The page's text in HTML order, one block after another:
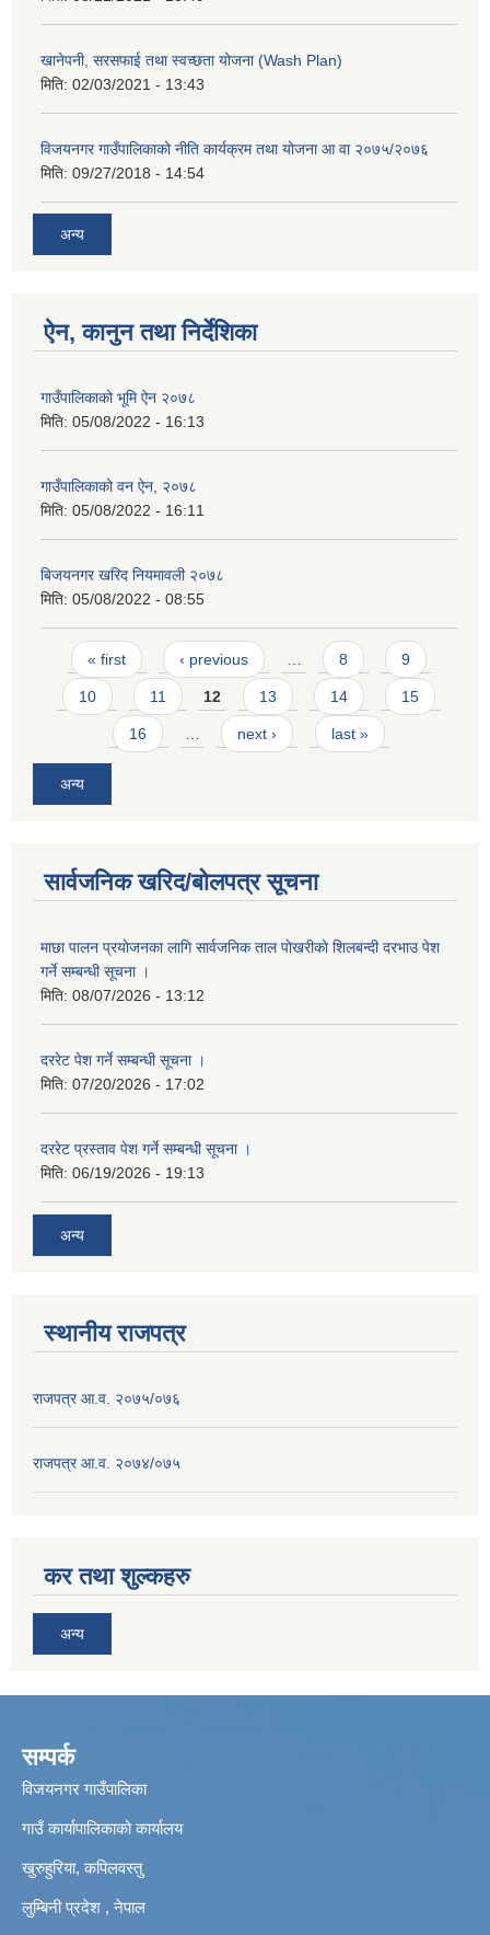
खानेपनी, सरसफाई तथा स्वच्छता योजना (Wash Plan)
मिति: 02/03/2021 - 13:43
विजयनगर गाउँपालिकाको नीति कार्यक्रम तथा योजना आ वा २०७५/२०७६
मिति: 09/27/2018 - 14:54
अन्य
ऐन, कानुन तथा निर्देशिका
गाउँपालिकाको भूमि ऐन २०७८
मिति: 05/08/2022 - 16:13
गाउँपालिकाको वन ऐन, २०७८
मिति: 05/08/2022 - 16:11
बिजयनगर खरिद नियमावली २०७८
मिति: 05/08/2022 - 08:55
Pages
« first ‹ previous 8 9
10 11 12 13 14 15
16 next › last »
अन्य
सार्वजनिक खरिद/बोलपत्र सूचना
माछा पालन प्रयाेजनका लागि सार्वजनिक ताल पाेखरीकाे शिलबन्दी दरभाउ पेश
गर्ने सम्बन्धी सूचना ।
मिति: 08/07/2026 - 13:12
दररेट पेश गर्ने सम्बन्धी सूचना ।
मिति: 07/20/2026 - 17:02
दररेट प्रस्ताव पेश गर्ने सम्बन्धी सूचना ।
मिति: 06/19/2026 - 19:13
अन्य
स्थानीय राजपत्र
राजपत्र आ.व. २०७५/०७६
राजपत्र आ.व. २०७४/०७५
कर तथा शुल्कहरु
अन्य
सम्पर्क
विजयनगर गाउँपालिका
गाउँ कार्यापालिकाको कार्यालय
खुरुहुरिया, कपिलवस्तु
लुम्बिनी प्रदेश , नेपाल